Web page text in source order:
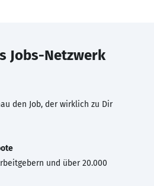
Jobs-Netzwerk
den Job, der wirklich zu Dir
und über 20.000